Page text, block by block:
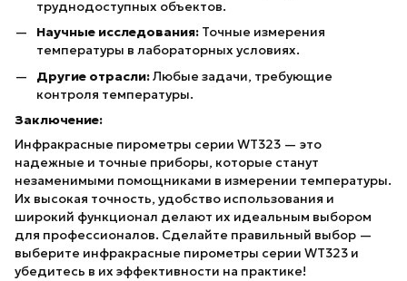
труднодоступных объектов.
Научные исследования: Точные измерения
температуры в лабораторных условиях.
Другие отрасли:Любые задачи, требующие
контроля температуры.
Заключение:
Инфракрасные пирометры серии WT323 — это
надежные и точные приборы, которые станут
незаменимыми помощниками в измерении температуры.
Их высокая точность, удобство использования и
широкий функционал делают их идеальным выбором
для профессионалов. Сделайте правильный выбор —
выберите инфракрасные пирометры серии WT323 и
убедитесь в их эффективности на практике!